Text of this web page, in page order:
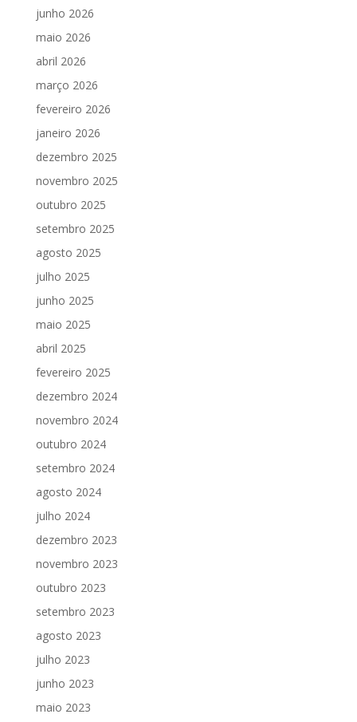
junho 2026
maio 2026
abril 2026
março 2026
fevereiro 2026
janeiro 2026
dezembro 2025
novembro 2025
outubro 2025
setembro 2025
agosto 2025
julho 2025
junho 2025
maio 2025
abril 2025
fevereiro 2025
dezembro 2024
novembro 2024
outubro 2024
setembro 2024
agosto 2024
julho 2024
dezembro 2023
novembro 2023
outubro 2023
setembro 2023
agosto 2023
julho 2023
junho 2023
maio 2023